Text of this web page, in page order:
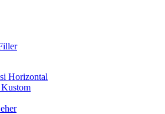
Horizontal